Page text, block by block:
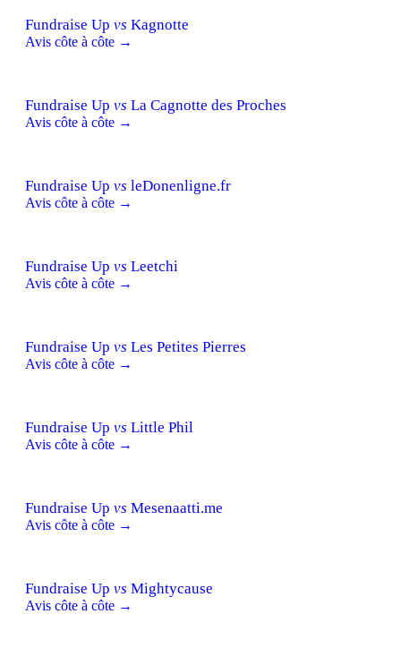
Fundraise Up vs Kagnotte
Avis côte à côte →
Fundraise Up vs La Cagnotte des Proches
Avis côte à côte →
Fundraise Up vs leDonenligne.fr
Avis côte à côte →
Fundraise Up vs Leetchi
Avis côte à côte →
Fundraise Up vs Les Petites Pierres
Avis côte à côte →
Fundraise Up vs Little Phil
Avis côte à côte →
Fundraise Up vs Mesenaatti.me
Avis côte à côte →
Fundraise Up vs Mightycause
Avis côte à côte →